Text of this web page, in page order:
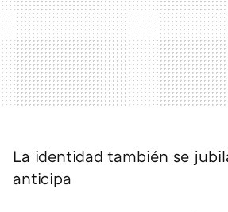
La identidad también se
anticipa